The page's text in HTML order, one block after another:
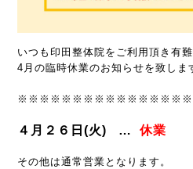
いつも印田整体院をご利用頂き有難
4月の臨時休業のお知らせを致しま
４月２６日(火) … 休業
その他は通常営業となります。